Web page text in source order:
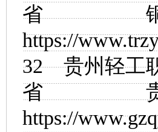
省
https://
32贵州轻工
省
https://